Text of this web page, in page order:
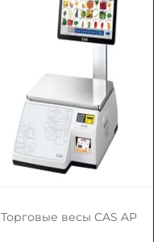
Торговые весы CAS AP